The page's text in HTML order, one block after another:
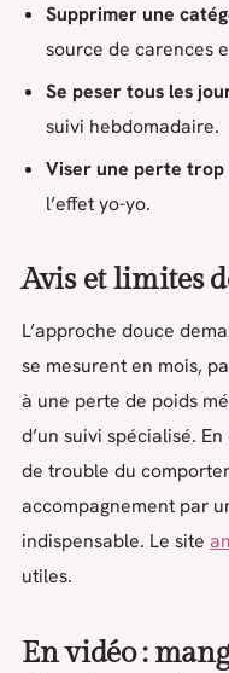
Supprimer une
source de carences
Se peser tous les
suivi hebdomadaire.
Viser une perte trop
l’effet yo-yo.
Avis et limites
L’approche douce
se mesurent en mois,
à une perte de poids
d’un suivi spécialisé.
de trouble du
accompagnement par
indispensable. Le site
utiles.
En vidéo :